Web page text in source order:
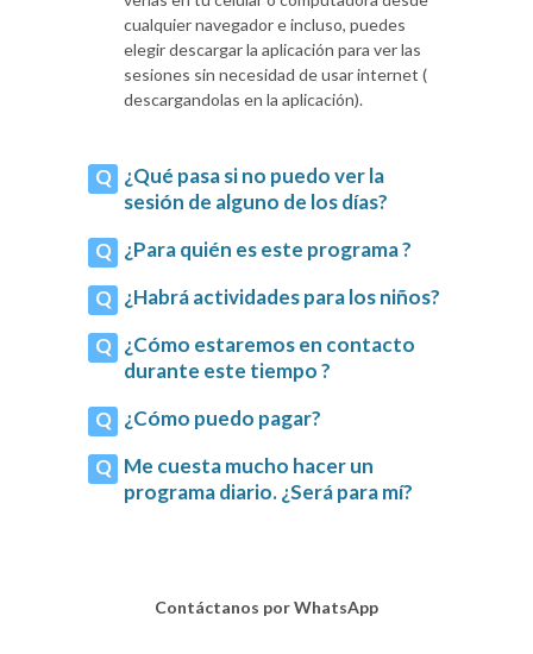
cualquier navegador e incluso, puedes
elegir descargar la aplicación para ver las
sesiones sin necesidad de usar internet (
descargandolas en la aplicación).
¿Qué pasa si no puedo ver la
sesión de alguno de los días?
¿Para quién es este programa ?
¿Habrá actividades para los niños?
¿Cómo estaremos en contacto
durante este tiempo ?
¿Cómo puedo pagar?
Me cuesta mucho hacer un
programa diario. ¿Será para mí?
Contáctanos por WhatsApp